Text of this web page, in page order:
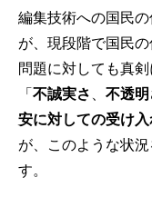
編集技術への国民
が、現段階で国民
問題に対しても真
「不誠実さ 、 不透明
安に対しての受け
が、このような状
す。